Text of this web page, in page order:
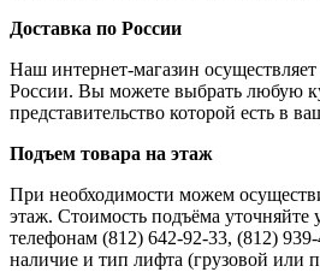
Доставка по России
Наш интернет-магазин осуществляет
России. Вы можете выбрать любую
представительство которой есть в
Подъем товара на этаж
При необходимости можем
этаж. Стоимость подъёма уточняйте
телефонам (812) 642-92-33, (812) 939-
наличие и тип лифта (грузовой или